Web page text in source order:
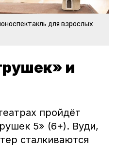
для взрослых
и
пройдёт
5» (6+). Вуди,
сталкиваются